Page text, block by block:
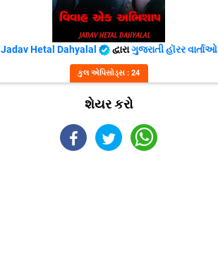
Jadav Hetal Dahyalal દ્વારાગુજરાતી હૉરર વાર્તાઓ
કુલ એપિસોડ્સ : 24
શેયર કરો